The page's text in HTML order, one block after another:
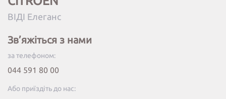
ВІДІ Елеганс
Зв’яжіться з нами
за телефоном:
044 591 80 00
Або приїздіть до нас: